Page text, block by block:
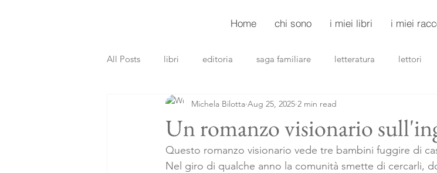
Home chi sono i miei libri i miei
All Posts libri editoria saga familiare letteratura lettori
recensioni libri gialli thriller noir
Un romanzo visionario
Michela Bilotta Aug 25, 2025 2 min read
Questo romanzo visionario vede tre bambini fuggire di
Nel giro di qualche anno la comunità smette di cercarli,